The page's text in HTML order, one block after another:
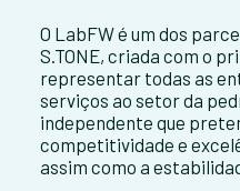
O LabFW é um dos
S.TONE, criada com o
representar todas as
serviços ao setor da
independente que
competitividade e
assim como a